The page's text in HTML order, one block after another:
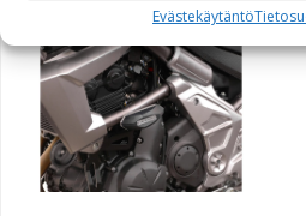
Evästekäytäntö